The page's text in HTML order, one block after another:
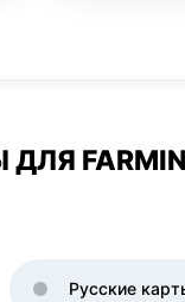
Русские